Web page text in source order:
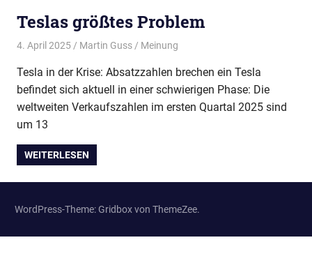
in
Wolfsburg.
Unsere
kommen
aus
Wolfsburg,
Landkreis
Braunschweig,
Peine,
Helmstedt.
treffen
Teslas größtes Problem
4. April 2025 Martin Guss Meinung
Tesla in der Krise: Absatzzahlen brechen ein Tesla
befindet sich aktuell in einer schwierigen Phase: Die
weltweiten Verkaufszahlen im ersten Quartal 2025 sind
um 13
WEITERLESEN
WordPress-Theme: Gridbox von ThemeZee.